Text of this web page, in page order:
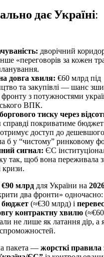
дає Україні:
дворічний
«переговорів за кожен
довга хвиля: €60 млрд під
та закупівлі — шанс
з потужностями
ВПК.
тиску через
справді покриватиме
доступ до дешевшого
б у “чистому” ринковому
сигнал: ЄС
так, щоб вона переживала
кризи.
€90 млрд для України на
два фронти» одночасно:
бюджет (≈€30 млрд) і
контрактну хвилю
не лише як латання дір, а
пакета — жорсткі правила